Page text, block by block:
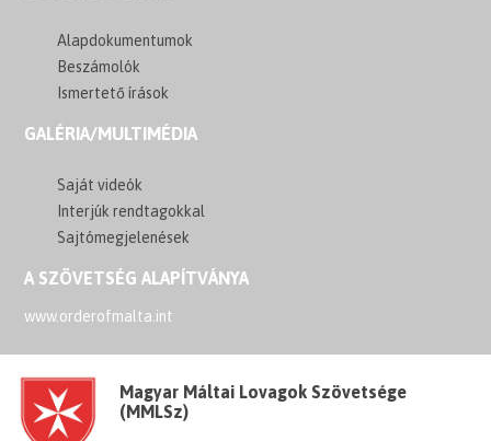
Alapdokumentumok
Beszámolók
Ismertető írások
GALÉRIA/MULTIMÉDIA
Saját videók
Interjúk rendtagokkal
Sajtómegjelenések
A SZÖVETSÉG ALAPÍTVÁNYA
www.orderofmalta.int
Magyar Máltai Lovagok Szövetsége
(MMLSz)